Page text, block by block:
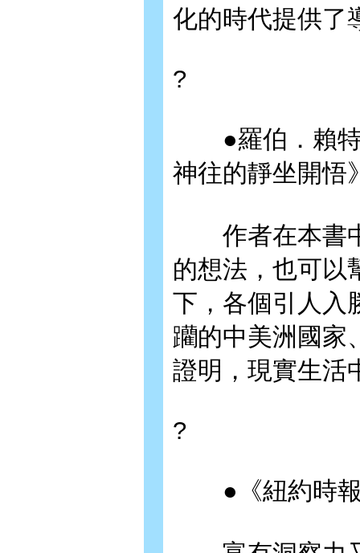
化的時代提供了
?
●羅伯．賴特
神往的靜坐開悟
作者在本書中
的想法，也可以
下，各個引人入
躪的中美洲國家
證明，現實生活
?
●《紐約時報